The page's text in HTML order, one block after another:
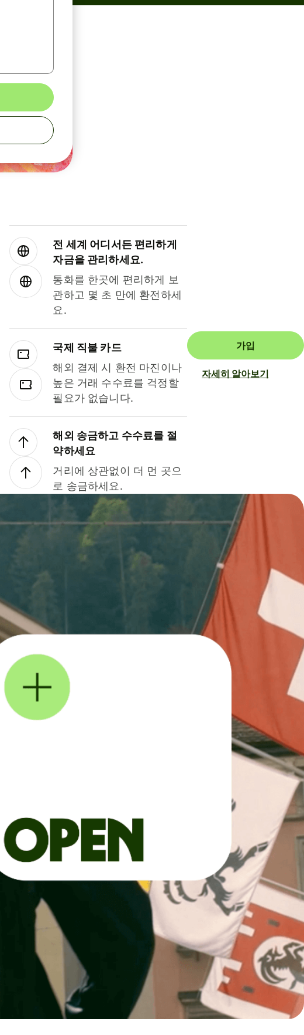
전 세계 어디서든 편리하게
자금을 관리하세요.
통화를 한곳에 편리하게 보
관하고 몇 초 만에 환전하세
요.
국제 직불 카드
해외 결제 시 환전 마진이나
높은 거래 수수료를 걱정할
필요가 없습니다.
해외 송금하고 수수료를 절
약하세요
거리에 상관없이 더 먼 곳으
로 송금하세요.
가입
자세히 알아보기